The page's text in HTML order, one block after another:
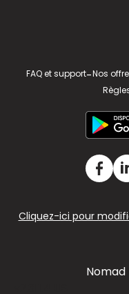
FAQ et support-Nos
Cliquez-ici pour
Nomad